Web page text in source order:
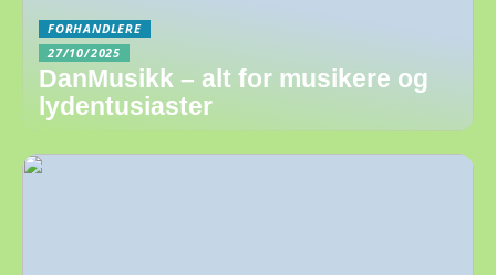
FORHANDLERE
27/10/2025
DanMusikk – alt for musikere og
lydentusiaster